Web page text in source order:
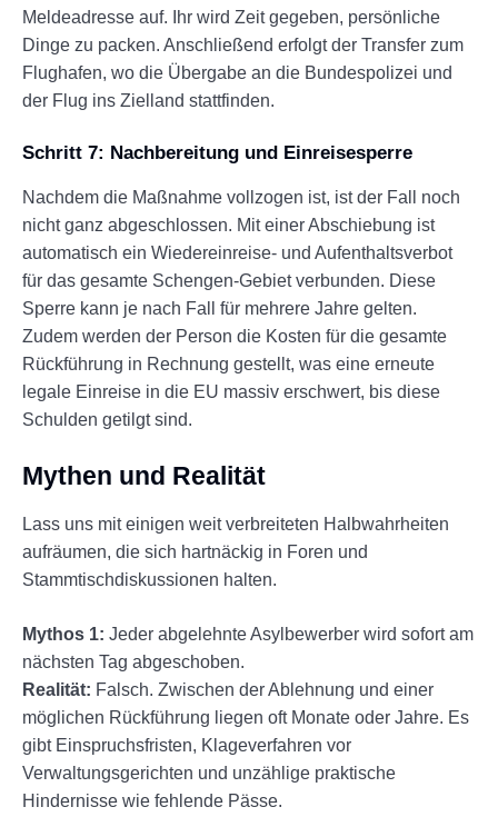
Meldeadresse auf. Ihr wird Zeit gegeben, persönliche
Dinge zu packen. Anschließend erfolgt der Transfer zum
Flughafen, wo die Übergabe an die Bundespolizei und
der Flug ins Zielland stattfinden.
Schritt 7: Nachbereitung und Einreisesperre
Nachdem die Maßnahme vollzogen ist, ist der Fall noch
nicht ganz abgeschlossen. Mit einer Abschiebung ist
automatisch ein Wiedereinreise- und Aufenthaltsverbot
für das gesamte Schengen-Gebiet verbunden. Diese
Sperre kann je nach Fall für mehrere Jahre gelten.
Zudem werden der Person die Kosten für die gesamte
Rückführung in Rechnung gestellt, was eine erneute
legale Einreise in die EU massiv erschwert, bis diese
Schulden getilgt sind.
Mythen und Realität
Lass uns mit einigen weit verbreiteten Halbwahrheiten
aufräumen, die sich hartnäckig in Foren und
Stammtischdiskussionen halten.
Mythos 1: Jeder abgelehnte Asylbewerber wird sofort am
nächsten Tag abgeschoben.
Realität: Falsch. Zwischen der Ablehnung und einer
möglichen Rückführung liegen oft Monate oder Jahre. Es
gibt Einspruchsfristen, Klageverfahren vor
Verwaltungsgerichten und unzählige praktische
Hindernisse wie fehlende Pässe.